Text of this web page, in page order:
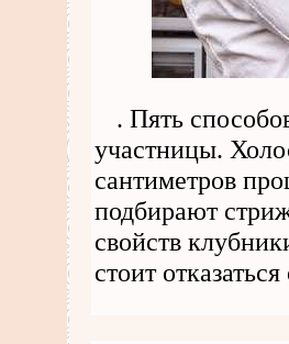
. Пять
участницы.
сантиметров
подбирают
свойств
стоит